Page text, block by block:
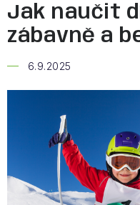
BĚH
OBLEČENÍ
DOPLŇKY
Jak naučit
zábavně a
6.9.2025